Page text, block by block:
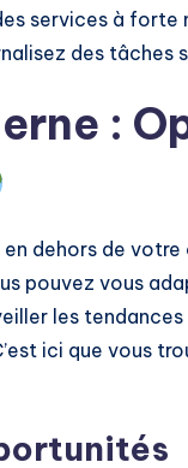
services à
des tâches
:
dehors de
pouvez vous
les
ici que vous